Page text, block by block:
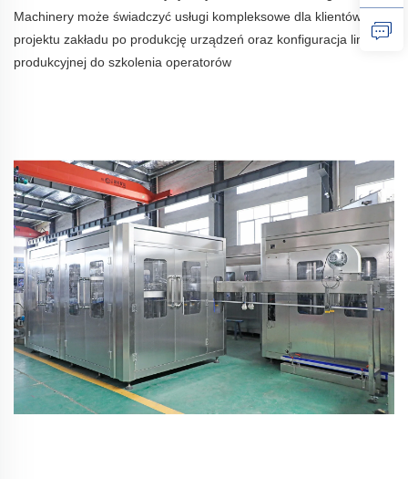
Machinery może świadczyć usługi kompleksowe dla klientów, od
projektu zakładu po produkcję urządzeń oraz konfiguracja linii
produkcyjnej do szkolenia operatorów